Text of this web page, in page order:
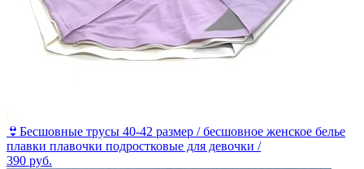
👙Бесшовные трусы 40-42 размер / бесшовное женское белье
плавки плавочки подростковые для девочки /
390 руб.